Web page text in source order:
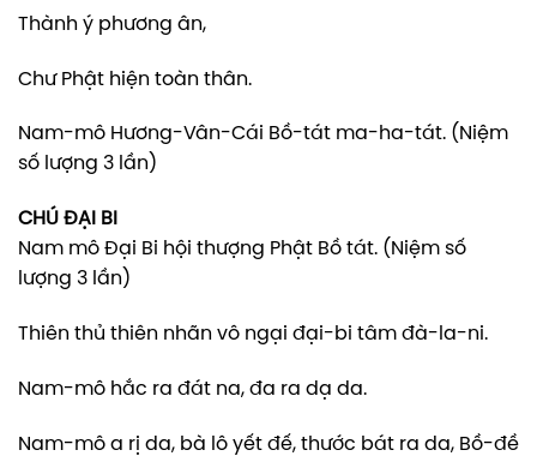
Thành ý phương ân,
Chư Phật hiện toàn thân.
Nam-mô Hương-Vân-Cái Bồ-tát ma-ha-tát. (Niệm
số lượng 3 lần)
CHÚ ĐẠI BI
Nam mô Đại Bi hội thượng Phật Bồ tát. (Niệm số
lượng 3 lần)
Thiên thủ thiên nhãn vô ngại đại-bi tâm đà-la-ni.
Nam-mô hắc ra đát na, đa ra dạ da.
Nam-mô a rị da, bà lô yết đế, thước bát ra da, Bồ-đề